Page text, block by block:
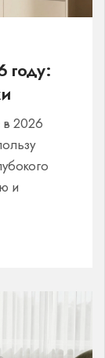
году:
в 2026
и